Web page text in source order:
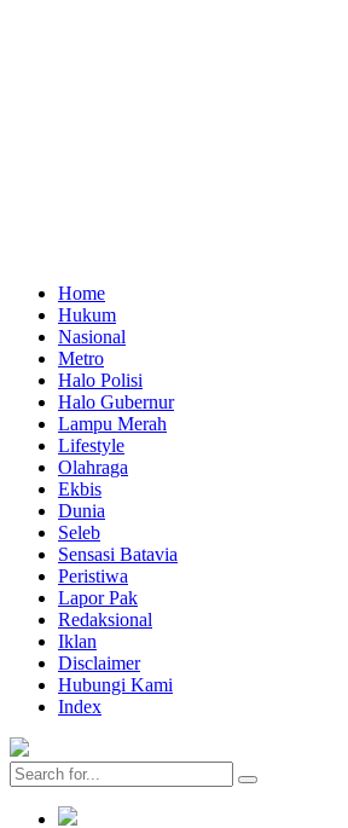
Home
Hukum
Nasional
Metro
Halo Polisi
Halo Gubernur
Lampu Merah
Lifestyle
Olahraga
Ekbis
Dunia
Seleb
Sensasi Batavia
Peristiwa
Lapor Pak
Redaksional
Iklan
Disclaimer
Hubungi Kami
Index